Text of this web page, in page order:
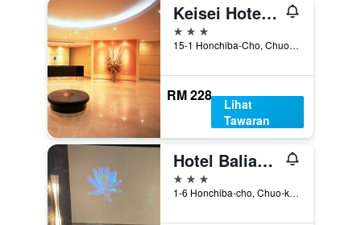
Keisei Hotel Miramare
3 bintang
15-1 Honchiba-Cho, Chuo-ku, Chiba, Jepun
RM 228
Lihat
Tawaran
Hotel Balian Resort Chiba - Family Kids Group Concept
3 bintang
1-6 Honchiba-cho, Chuo-ku, Chiba, Jepun